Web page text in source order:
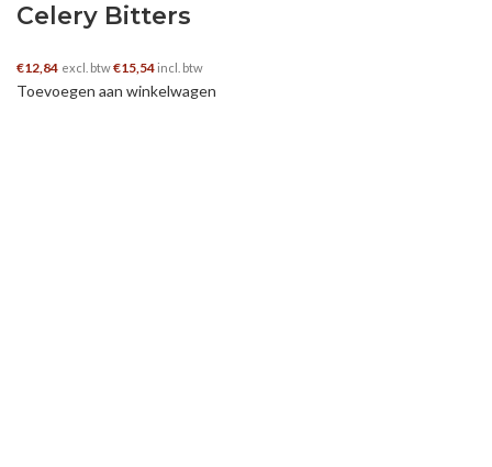
Celery Bitters
€12,84 excl. btw€15,54 incl. btw
Toevoegen aan winkelwagen